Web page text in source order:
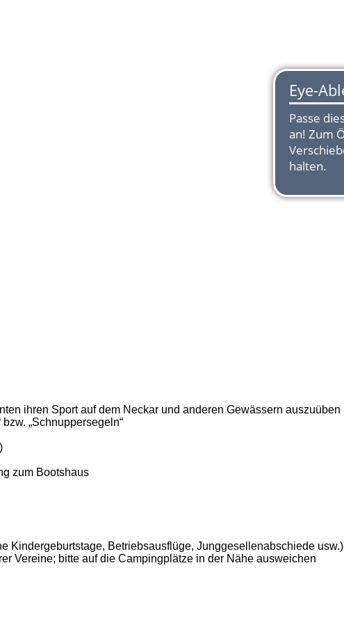
ihren Sport auf dem Neckar und anderen Gewässern auszuüben
„Schnuppersegeln“
zum Bootshaus
Kindergeburtstage, Betriebsausflüge, Junggesellenabschiede usw.)
Vereine; bitte auf die Campingplätze in der Nähe ausweichen